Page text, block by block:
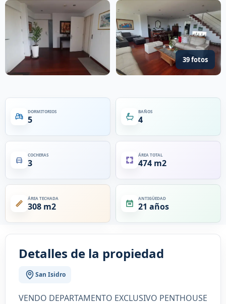
39 fotos
DORMITORIOS
5
BAÑOS
4
COCHERAS
3
ÁREA TOTAL
474 m2
ÁREA TECHADA
308 m2
ANTIGÜEDAD
21 años
Detalles de la propiedad
San Isidro
VENDO DEPARTAMENTO EXCLUSIVO PENTHOUSE